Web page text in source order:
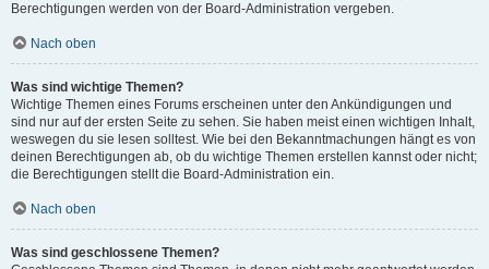
Berechtigungen werden von der Board-Administration vergeben.
Nach oben
Was sind wichtige Themen?
Wichtige Themen eines Forums erscheinen unter den Ankündigungen und
sind nur auf der ersten Seite zu sehen. Sie haben meist einen wichtigen Inhalt,
weswegen du sie lesen solltest. Wie bei den Bekanntmachungen hängt es von
deinen Berechtigungen ab, ob du wichtige Themen erstellen kannst oder nicht;
die Berechtigungen stellt die Board-Administration ein.
Nach oben
Was sind geschlossene Themen?